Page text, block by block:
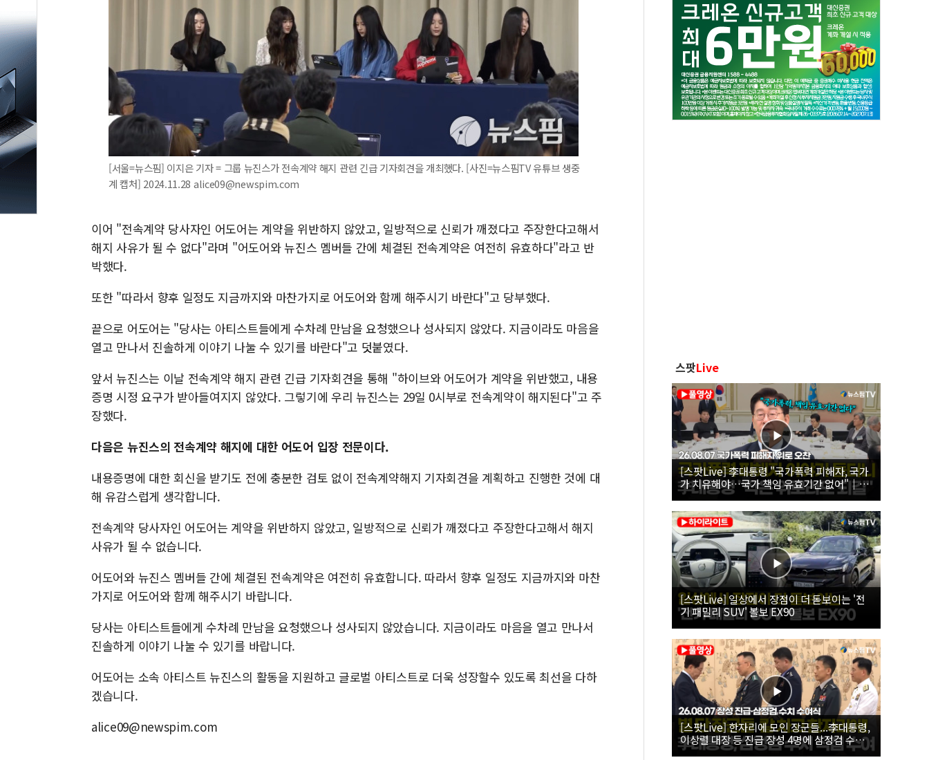
[서울=뉴스핌] 이지은 기자 = 그룹 뉴진스가 전속계약 해지 관련 긴급 기자회견을 개최했다. [사진=뉴스핌TV 유튜브 생중
계 캡처] 2024.11.28 alice09@newspim.com
이어 "전속계약 당사자인 어도어는 계약을 위반하지 않았고, 일방적으로 신뢰가 깨졌다고 주장한다고해서
해지 사유가 될 수 없다"라며 "어도어와 뉴진스 멤버들 간에 체결된 전속계약은 여전히 유효하다"라고 반
박했다.
또한 "따라서 향후 일정도 지금까지와 마찬가지로 어도어와 함께 해주시기 바란다"고 당부했다.
끝으로 어도어는 "당사는 아티스트들에게 수차례 만남을 요청했으나 성사되지 않았다. 지금이라도 마음을
열고 만나서 진솔하게 이야기 나눌 수 있기를 바란다"고 덧붙였다.
앞서 뉴진스는 이날 전속계약 해지 관련 긴급 기자회견을 통해 "하이브와 어도어가 계약을 위반했고, 내용
증명 시정 요구가 받아들여지지 않았다. 그렇기에 우리 뉴진스는 29일 0시부로 전속계약이 해지된다"고 주
장했다.
다음은 뉴진스의 전속계약 해지에 대한 어도어 입장 전문이다.
내용증명에 대한 회신을 받기도 전에 충분한 검토 없이 전속계약해지 기자회견을 계획하고 진행한 것에 대
해 유감스럽게 생각합니다.
전속계약 당사자인 어도어는 계약을 위반하지 않았고, 일방적으로 신뢰가 깨졌다고 주장한다고해서 해지
사유가 될 수 없습니다.
어도어와 뉴진스 멤버들 간에 체결된 전속계약은 여전히 유효합니다. 따라서 향후 일정도 지금까지와 마찬
가지로 어도어와 함께 해주시기 바랍니다.
당사는 아티스트들에게 수차례 만남을 요청했으나 성사되지 않았습니다. 지금이라도 마음을 열고 만나서
진솔하게 이야기 나눌 수 있기를 바랍니다.
어도어는 소속 아티스트 뉴진스의 활동을 지원하고 글로벌 아티스트로 더욱 성장할수 있도록 최선을 다하
겠습니다.
alice09@newspim.com
스팟Live
[스팟Live] 李대통령 "국가폭력 피해자, 국가
가 치유해야…국가 책임 유효기간 없어"｜
26.08.07 국가폭력 피해자 위로 오찬
[스팟Live] 일상에서 장점이 더 돋보이는 '전
기 패밀리 SUV' 볼보 EX90
[스팟Live] 한자리에 모인 장군들...李대통령,
이상렬 대장 등 진급 장성 4명에 삼정검 수치
직접 수여｜26.08.07 장성 진급·삼정검 수치